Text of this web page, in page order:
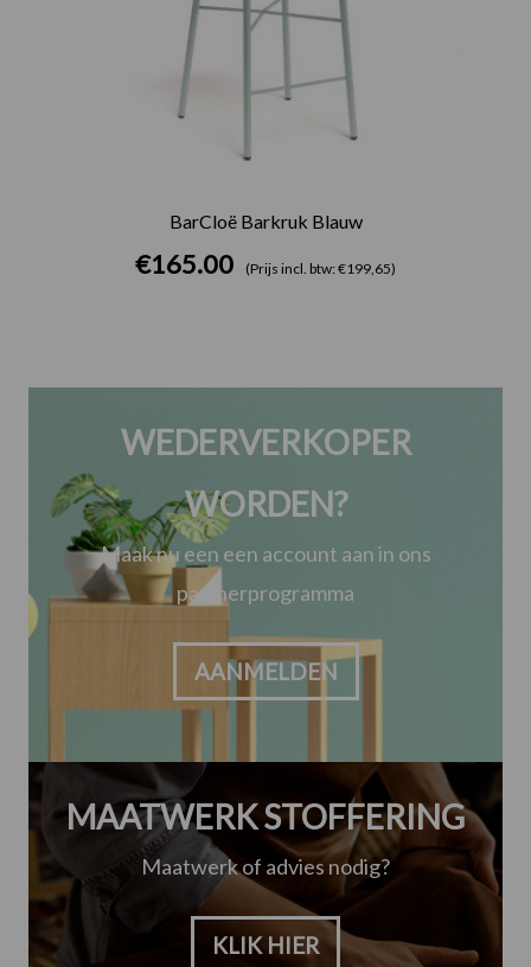
BarCloë Barkruk Blauw
€165.00 (Prijs incl. btw: €199,65)
WEDERVERKOPER
WORDEN?
Maak nu een een account aan in ons
partnerprogramma
AANMELDEN
MAATWERK STOFFERING
Maatwerk of advies nodig?
KLIK HIER